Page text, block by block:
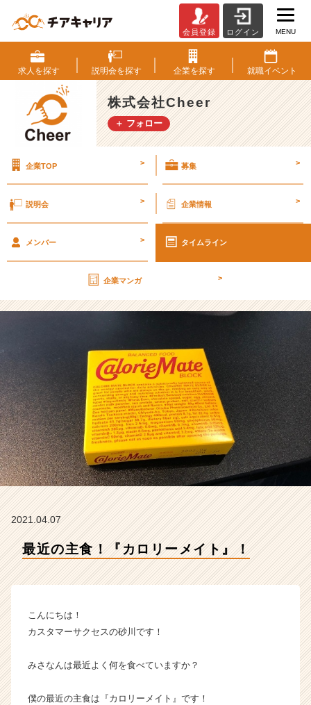
近
の
主
食！
『カ
ロ
イ
ト』！
式
h
e
e
タ
イ
ム
ラ
イ
ン】
|
ベ
ン
チ
長
企
カ
ト
届
会員登録 ログイン MENU
求人を探す 説明会を探す 企業を探す 就職イベント
株式会社Cheer
＋ フォロー
企業TOP > 募集 >
説明会 > 企業情報 >
メンバー > タイムライン
企業マンガ >
2021.04.07
最近の主食！『カロリーメイト』！
こんにちは！
カスタマーサクセスの砂川です！
みさなんは最近よく何を食べていますか？
僕の最近の主食は『カロリーメイト』です！